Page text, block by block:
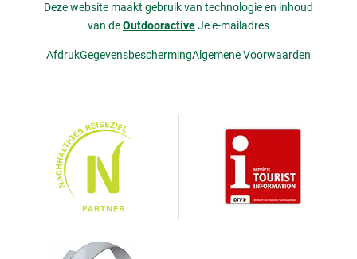
Deze website maakt gebruik van technologie en inhoud
van deOutdooractiveJe e-mailadres
AfdrukGegevensbeschermingAlgemene Voorwaarden